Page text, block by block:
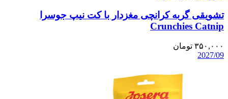
تشویقی گربه کرانچی مغزدار با کت نیپ جوسرا
Crunchies Catnip
۳۵۰,۰۰۰ تومان
2027/09